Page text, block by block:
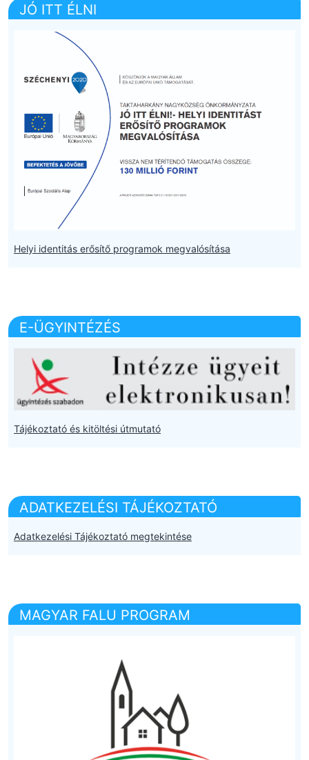
JÓ ITT ÉLNI
Helyi identitás erősítő programok megvalósítása
E-ÜGYINTÉZÉS
Tájékoztató és kitöltési útmutató
ADATKEZELÉSI TÁJÉKOZTATÓ
Adatkezelési Tájékoztató megtekintése
MAGYAR FALU PROGRAM